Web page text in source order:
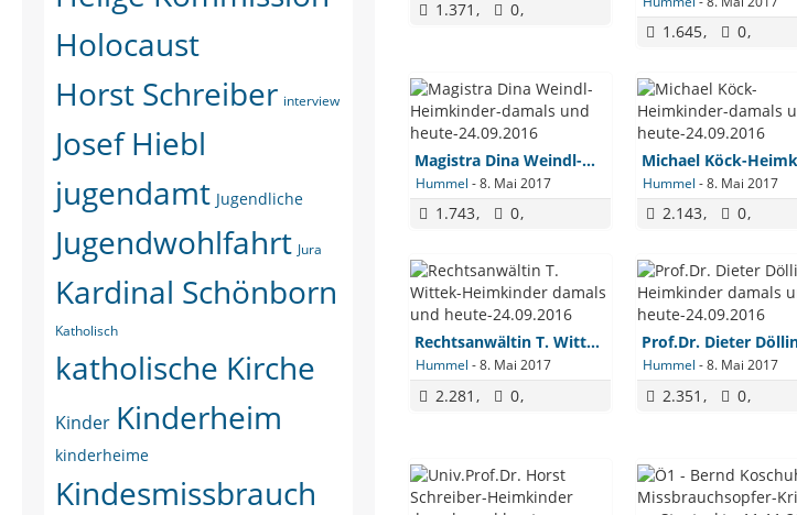
Holocaust
Horst Schreiber interview
Josef Hiebl
jugendamt Jugendliche
Jugendwohlfahrt Jura
Kardinal Schönborn
Katholisch
katholische Kirche
Kinder Kinderheim
kinderheime
Kindesmissbrauch
1.371 0
1.645 0
Magistra Dina Weindl-Heimkinder-damals und heute-24.09.2016
Hummel -8. Mai 2017
1.743 0
Hummel -8. Mai 2017
2.143 0
Rechtsanwältin T. Wittek-Heimkinder damals und heute-24.09.2016
Hummel -8. Mai 2017
2.281 0
Hummel -8. Mai 2017
2.351 0